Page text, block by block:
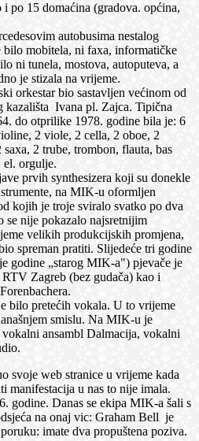
po 15 domaćina (gradova. općina,
autobusima nestalog
mobitela, ni faxa, informatičke
ni tunela, mostova, autoputeva, a
je stizala na vrijeme.
orkestar bio sastavljen većinom od
kazališta Ivana pl. Zajca. Tipična
do otprilike 1978. godine bila je: 6
2 viole, 2 cella, 2 oboe, 2
2 trube, trombon, flauta, bas
el. orgulje.
prvih synthesizera koji su donekle
na MIK-u oformljen
kojih je troje sviralo svatko po dva
se nije pokazalo najsretnijim
velikih produkcijskih promjena,
spreman pratiti. Slijedeće tri godine
godine „starog MIK-a") pjevače je
Zagreb (bez gudača) kao i
bilo pretećih vokala. U to vrijeme
smislu. Na MIK-u je
ansambl Dalmacija, vokalni
svoje web stranice u vrijeme kada
manifestacija u nas to nije imala.
godine. Danas se ekipa MIK-a šali s
na onaj vic: Graham Bell je
imate dva propuštena poziva.